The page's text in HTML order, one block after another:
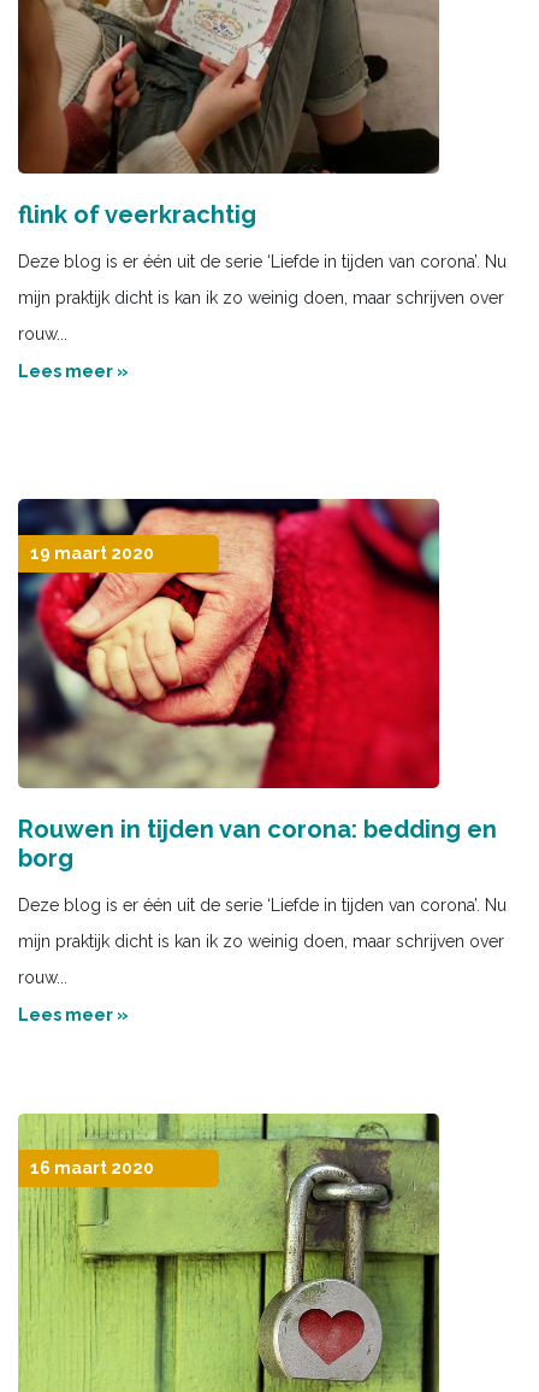
flink of veerkrachtig
Deze blog is er één uit de serie ‘Liefde in tijden van corona’. Nu
mijn praktijk dicht is kan ik zo weinig doen, maar schrijven over
rouw...
Lees meer »
19 maart 2020
Rouwen in tijden van corona: bedding en
borg
Deze blog is er één uit de serie ‘Liefde in tijden van corona’. Nu
mijn praktijk dicht is kan ik zo weinig doen, maar schrijven over
rouw...
Lees meer »
16 maart 2020